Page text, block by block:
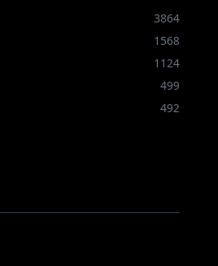
3864
1568
1124
499
492